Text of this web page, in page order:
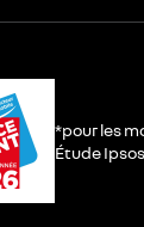
*pour les
Étude